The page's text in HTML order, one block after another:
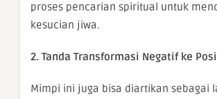
proses pencarian spiritual untuk
kesucian jiwa.
2. Tanda Transformasi Negatif ke
Mimpi ini juga bisa diartikan sebagai